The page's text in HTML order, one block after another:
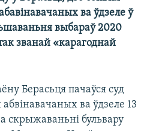
ва ўдзеле ў
выбараў 2020
званай «карагоднай
Берасьця пачаўся суд
ва ўдзеле 13
скрыжаваньні бульвару